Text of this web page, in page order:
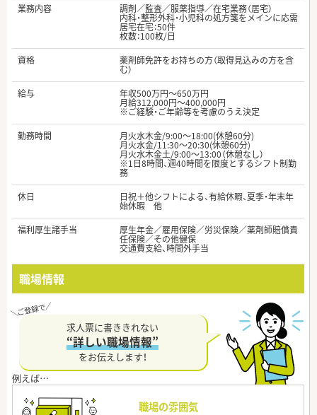
業務内容
調剤／監査／服薬指導／在宅業務（居宅）
内科・整形外科・小児科の処方箋をメインに応需
居宅在宅：50件
枚数：100枚/日
資格
薬剤師免許をお持ちの方（取得見込みの方を含
む）
給与
年収500万円～650万円
月給312,000円～400,000円
※ご経験・ご年齢等を考慮のうえ決定
勤務時間
月火水木金/9:00～18:00(休憩60分)
月火水金/11:30～20:30(休憩60分)
月火水木金土/9:00～13:00（休憩なし）
※1日8時間、週40時間を限度とするシフト制勤
務
休日
日祝＋他シフトによる、有給休暇、夏季・年末年
始休暇 他
福利厚生諸手当
厚生年金／雇用保険／労災保険／薬剤師賠償責
任保険／その他健保
交通費支給、時間外手当
職場情報
求人票に書ききれない
“詳しい職場情報”
をお伝えします！
職場の雰囲気